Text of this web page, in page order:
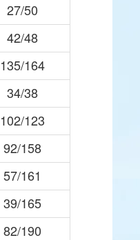
27/50
42/48
135/164
34/38
102/123
92/158
57/161
39/165
82/190